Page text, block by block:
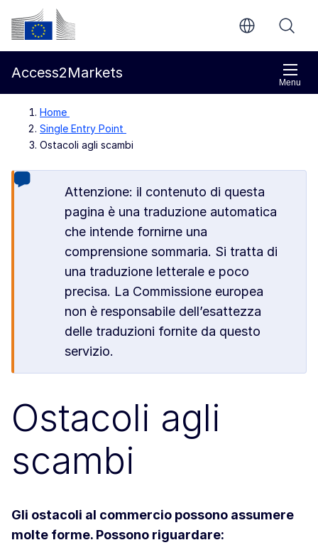
Vai al contenuto principale
Commissione europea
Menu
Access2Markets
Home
Single Entry Point
Ostacoli agli scambi
Attenzione: il contenuto di questa
pagina è una traduzione automatica
che intende fornirne una
comprensione sommaria. Si tratta di
una traduzione letterale e poco
precisa. La Commissione europea
non è responsabile dell’esattezza
delle traduzioni fornite da questo
servizio.
Ostacoli agli
scambi
Gli ostacoli al commercio possono assumere
molte forme. Possono riguardare: